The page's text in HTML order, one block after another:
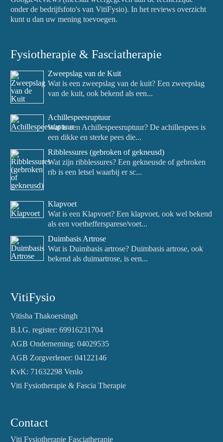
onder de bedrijfsfoto's van VitiFysio). In het reviews overzicht
kunt u dan uw mening toevoegen.
Fysiotherapie & Fasciatherapie
Zweepslag van de Kuit
Wat is een zweepslag van de kuit? Een zweepslag
van de kuit, ook bekend als een...
Achillespeesruptuur
Wat is een Achillespeesruptuur? De achillespees is
een dikke en sterke pees die...
Ribblessures (gebroken of gekneusd)
Wat zijn ribblessures? Een gekneusde of gebroken
rib is een letsel waarbij er sc...
Klapvoet
Wat is een Klapvoet? Een klapvoet, ook wel bekend
als een voetheffersparese/voet...
Duimbasis Artrose
Wat is Duimbasis artrose? Duimbasis artrose, ook
bekend als duimartrose, is een...
VitiFysio
Vitisha Thakoersingh
B.I.G. register: 69916231704
AGB Onderneming: 04029535
AGB Zorgverlener: 04122146
KvK: 71632298 Venlo
Viti Fysiotherapie & Fascia Therapie
Contact
Viti Fysiotherapie Fasciatherapie